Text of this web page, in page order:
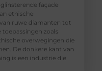
façade
ethische
ruwe diamanten tot
zoals
overwegingen die
De donkere kant van
is een industrie die